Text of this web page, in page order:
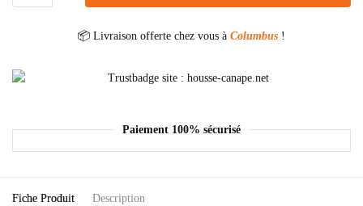
📦 Livraison offerte chez vous à Columbus !
Paiement 100% sécurisé
Fiche Produit Description